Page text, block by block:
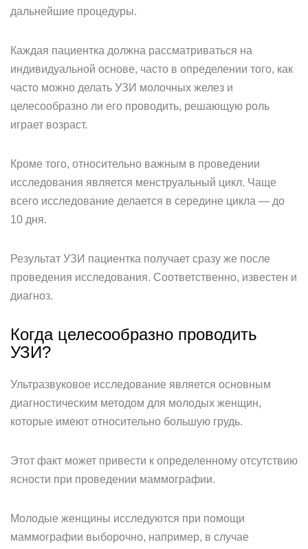
дальнейшие процедуры.
Каждая пациентка должна рассматриваться на
индивидуальной основе, часто в определении того, как
часто можно делать УЗИ молочных желез и
целесообразно ли его проводить, решающую роль
играет возраст.
Кроме того, относительно важным в проведении
исследования является менструальный цикл. Чаще
всего исследование делается в середине цикла — до
10 дня.
Результат УЗИ пациентка получает сразу же после
проведения исследования. Соответственно, известен и
диагноз.
Когда целесообразно проводить
УЗИ?
Ультразвуковое исследование является основным
диагностическим методом для молодых женщин,
которые имеют относительно большую грудь.
Этот факт может привести к определенному отсутствию
ясности при проведении маммографии.
Молодые женщины исследуются при помощи
маммографии выборочно, например, в случае